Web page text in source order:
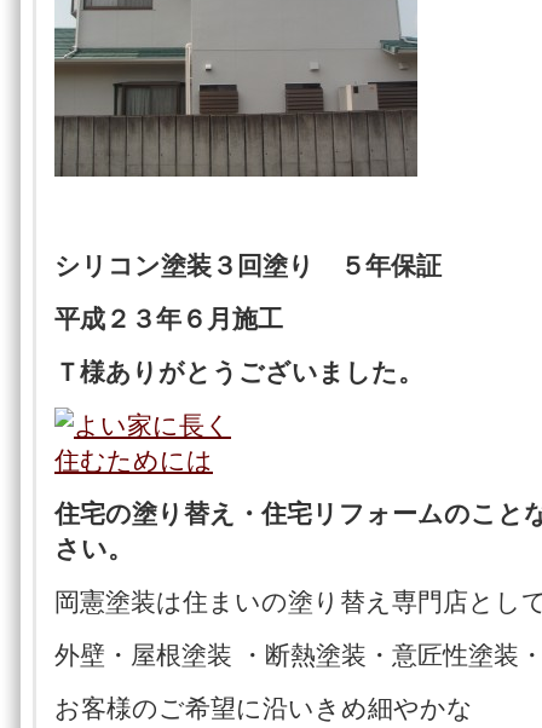
シリコン塗装３回塗り ５年保証
平成２３年６月施工
Ｔ様ありがとうございました。
住宅の塗り替え・住宅リフォームのこと
さい。
岡憲塗装は住まいの塗り替え専門店とし
外壁・屋根塗装 ・断熱塗装・意匠性塗装
お客様のご希望に沿いきめ細やかな